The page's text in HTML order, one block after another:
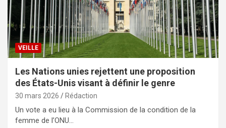
VEILLE
Les Nations unies rejettent une proposition
des États-Unis visant à définir le genre
30 mars 2026 Rédaction
Un vote a eu lieu à la Commission de la condition de la
femme de l’ONU…